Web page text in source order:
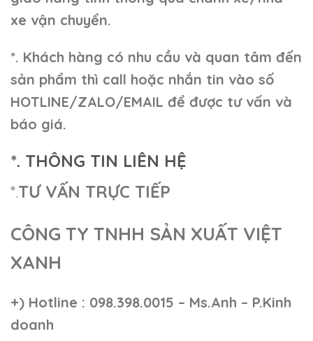
xe vận chuyển.
*. Khách hàng có nhu cầu và quan tâm đến
sản phẩm thì call hoặc nhắn tin vào số
HOTLINE/ZALO/EMAIL để được tư vấn và
báo giá.
*. THÔNG TIN LIÊN HỆ
*.TƯ VẤN TRỰC TIẾP
CÔNG TY TNHH SẢN XUẤT VIỆT
XANH
+) Hotline : 098.398.0015 – Ms.Anh – P.Kinh
doanh